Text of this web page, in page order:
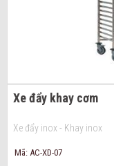
Xe đẩy khay cơm
Xe đẩy inox - Khay inox
Mã: AC-XD-07